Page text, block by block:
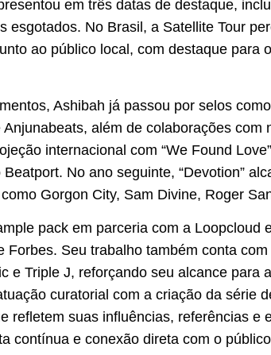
em três datas de destaque,
esgotados. No Brasil, a Satellite Tour
ao público local, com destaque para
Ashibah já passou por selos
além de colaborações com
internacional com “We Found
No ano seguinte, “Devotion”
Gorgon City, Sam Divine, Roger
pack em parceria com a Loopcloud
Forbes. Seu trabalho também conta
e Triple J, reforçando seu alcance para
curatorial com a criação da série
refletem suas influências, referências e
contínua e conexão direta com o